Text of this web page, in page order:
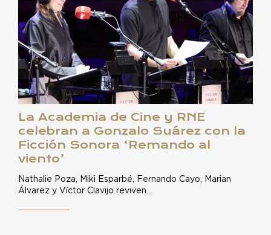
La Academia de Cine y RNE
celebran a Gonzalo Suárez con la
Ficción Sonora ‘Remando al
viento’
Nathalie Poza, Miki Esparbé, Fernando Cayo, Marian
Álvarez y Víctor Clavijo reviven…